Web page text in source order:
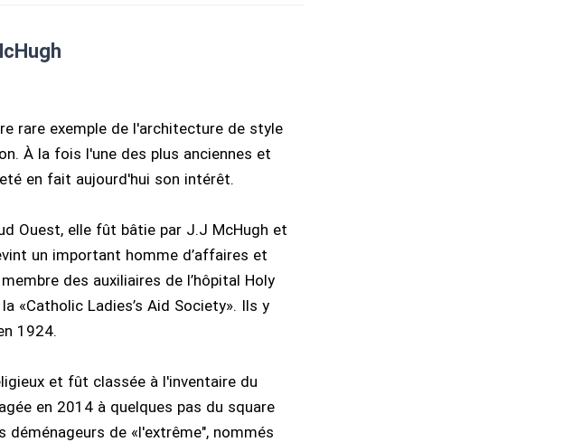
rare exemple de l'architecture de style
À la fois l'une des plus anciennes et
en fait aujourd'hui son intérêt.
Ouest, elle fût bâtie par J.J McHugh et
un important homme d’affaires et
des auxiliaires de l’hôpital Holy
«Catholic Ladies’s Aid Society». Ils y
1924.
et fût classée à l'inventaire du
en 2014 à quelques pas du square
déménageurs de «l'extrême", nommés